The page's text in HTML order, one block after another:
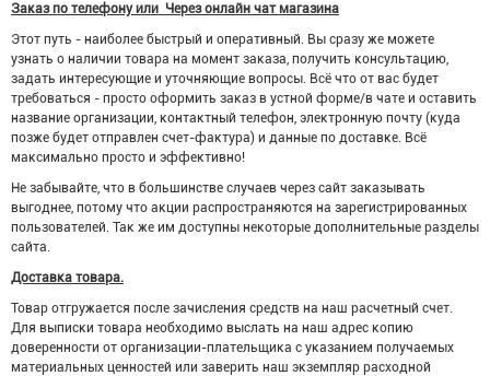
Заказ по телефону или Через онлайн чат магазина
Этот путь - наиболее быстрый и оперативный. Вы сразу же можете
узнать о наличии товара на момент заказа, получить консультацию,
задать интересующие и уточняющие вопросы. Всё что от вас будет
требоваться - просто оформить заказ в устной форме/в чате и оставить
название организации, контактный телефон, электронную почту (куда
позже будет отправлен счет-фактура) и данные по доставке. Всё
максимально просто и эффективно!
Не забывайте, что в большинстве случаев через сайт заказывать
выгоднее, потому что акции распространяются на зарегистрированных
пользователей. Так же им доступны некоторые дополнительные разделы
сайта.
Доставка товара.
Товар отгружается после зачисления средств на наш расчетный счет.
Для выписки товара необходимо выслать на наш адрес копию
доверенности от организации-плательщика с указанием получаемых
материальных ценностей или заверить наш экземпляр расходной